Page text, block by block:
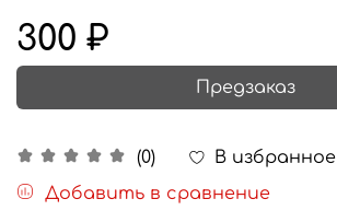
(0)
В избранное
Добавить в сравнение
300 ₽
Предзаказ